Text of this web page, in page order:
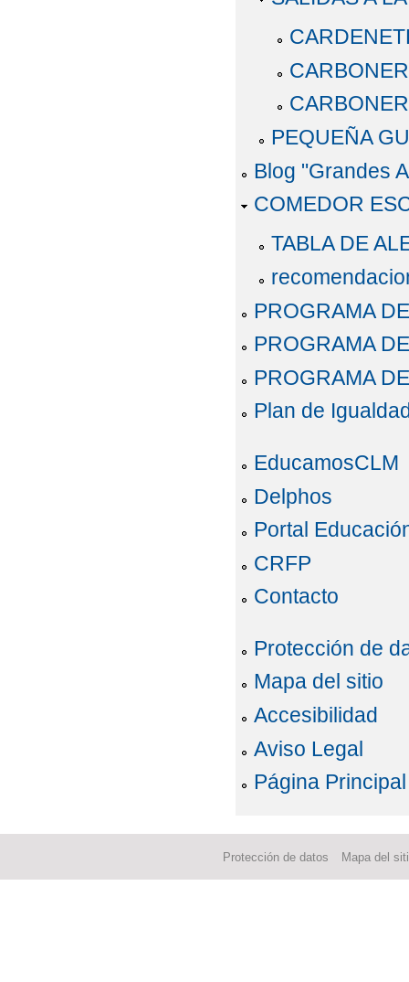
PEQUEÑA
Blog "Grandes
COMEDOR
TABLA DE
PROGRAMA
PROGRAMA
PROGRAMA
Plan de
EducamosCLM
Delphos
Portal
CRFP
Contacto
Protección de
Mapa del sitio
Accesibilidad
Aviso Legal
Página Principal
Protección de datos Mapa del